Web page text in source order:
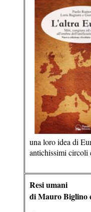
una loro idea di
antichissimi circoli
Resi umani
diMauro Biglino